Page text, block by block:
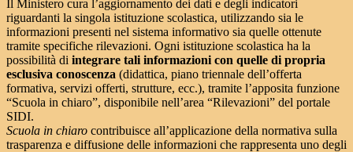
Il Ministero cura l’aggiornamento dei dati e degli indicatori
riguardanti la singola istituzione scolastica, utilizzando sia le
informazioni presenti nel sistema informativo sia quelle ottenute
tramite specifiche rilevazioni. Ogni istituzione scolastica ha la
possibilità di integrare tali informazioni con quelle di propria
esclusiva conoscenza (didattica, piano triennale dell’offerta
formativa, servizi offerti, strutture, ecc.), tramite l’apposita funzione
“Scuola in chiaro”, disponibile nell’area “Rilevazioni” del portale
SIDI.
Scuola in chiaro contribuisce all’applicazione della normativa sulla
trasparenza e diffusione delle informazioni che rappresenta uno degli